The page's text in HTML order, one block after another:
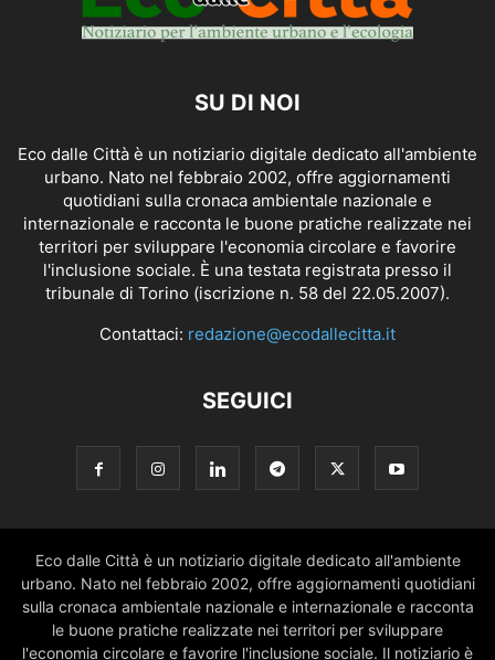
SU DI NOI
Eco dalle Città è un notiziario digitale dedicato all'ambiente
urbano. Nato nel febbraio 2002, offre aggiornamenti
quotidiani sulla cronaca ambientale nazionale e
internazionale e racconta le buone pratiche realizzate nei
territori per sviluppare l'economia circolare e favorire
l'inclusione sociale. È una testata registrata presso il
tribunale di Torino (iscrizione n. 58 del 22.05.2007).
Contattaci: redazione@ecodallecitta.it
SEGUICI
Eco dalle Città è un notiziario digitale dedicato all'ambiente
urbano. Nato nel febbraio 2002, offre aggiornamenti quotidiani
sulla cronaca ambientale nazionale e internazionale e racconta
le buone pratiche realizzate nei territori per sviluppare
l'economia circolare e favorire l'inclusione sociale. Il notiziario è